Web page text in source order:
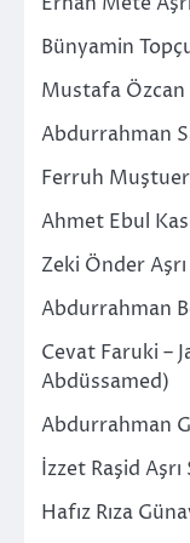
Bünyamin
Mustafa Özcan
Abdurrahman
Ferruh
Ahmet Ebul
Zeki Önder
Abdurrahman
Cevat Faruki –
Abdüssamed)
Abdurrahman
İzzet Raşid
Hafız Rıza